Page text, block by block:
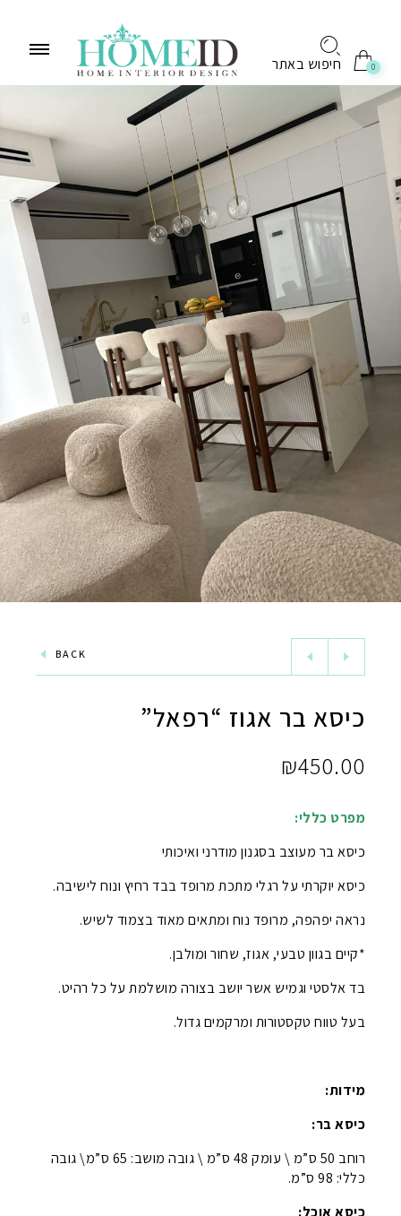
חיפוש באתר 0
BACK
כיסא בר אגוז “רפאל”
₪450.00
מפרט כללי:
כיסא בר מעוצב בסגנון מודרני ואיכותי
כיסא יוקרתי על רגלי מתכת מרופד בבד רחיץ ונוח לישיבה.
נראה יפהפה, מרופד נוח ומתאים מאוד בצמוד לשיש.
*קיים בגוון טבעי, אגוז, שחור ומולבן.
בד אלסטי וגמיש אשר יושב בצורה מושלמת על כל רהיט.
בעל טווח טקסטורות ומרקמים גדול.
מידות:
כיסא בר:
רוחב 50 ס”מ \ עומק 48 ס”מ \ גובה מושב: 65 ס”מ\ גובה
כללי: 98 ס”מ.
כיסא אוכל: